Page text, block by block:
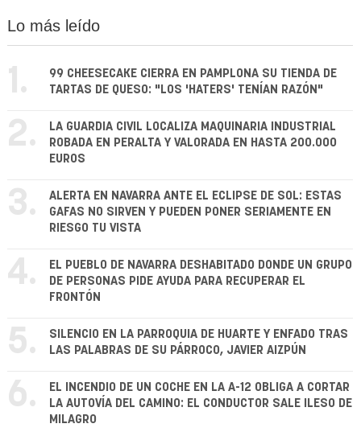
Lo más leído
1.
99 CHEESECAKE CIERRA EN PAMPLONA SU TIENDA DE
TARTAS DE QUESO: "LOS 'HATERS' TENÍAN RAZÓN"
2.
LA GUARDIA CIVIL LOCALIZA MAQUINARIA INDUSTRIAL
ROBADA EN PERALTA Y VALORADA EN HASTA 200.000
EUROS
3.
ALERTA EN NAVARRA ANTE EL ECLIPSE DE SOL: ESTAS
GAFAS NO SIRVEN Y PUEDEN PONER SERIAMENTE EN
RIESGO TU VISTA
4.
EL PUEBLO DE NAVARRA DESHABITADO DONDE UN GRUPO
DE PERSONAS PIDE AYUDA PARA RECUPERAR EL
FRONTÓN
5.
SILENCIO EN LA PARROQUIA DE HUARTE Y ENFADO TRAS
LAS PALABRAS DE SU PÁRROCO, JAVIER AIZPÚN
6.
EL INCENDIO DE UN COCHE EN LA A-12 OBLIGA A CORTAR
LA AUTOVÍA DEL CAMINO: EL CONDUCTOR SALE ILESO DE
MILAGRO